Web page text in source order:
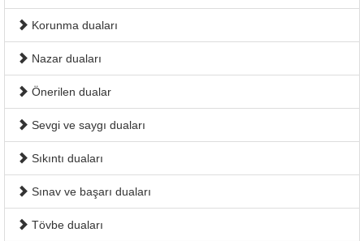
Korunma duaları
Nazar duaları
Önerilen dualar
Sevgi ve saygı duaları
Sıkıntı duaları
Sınav ve başarı duaları
Tövbe duaları